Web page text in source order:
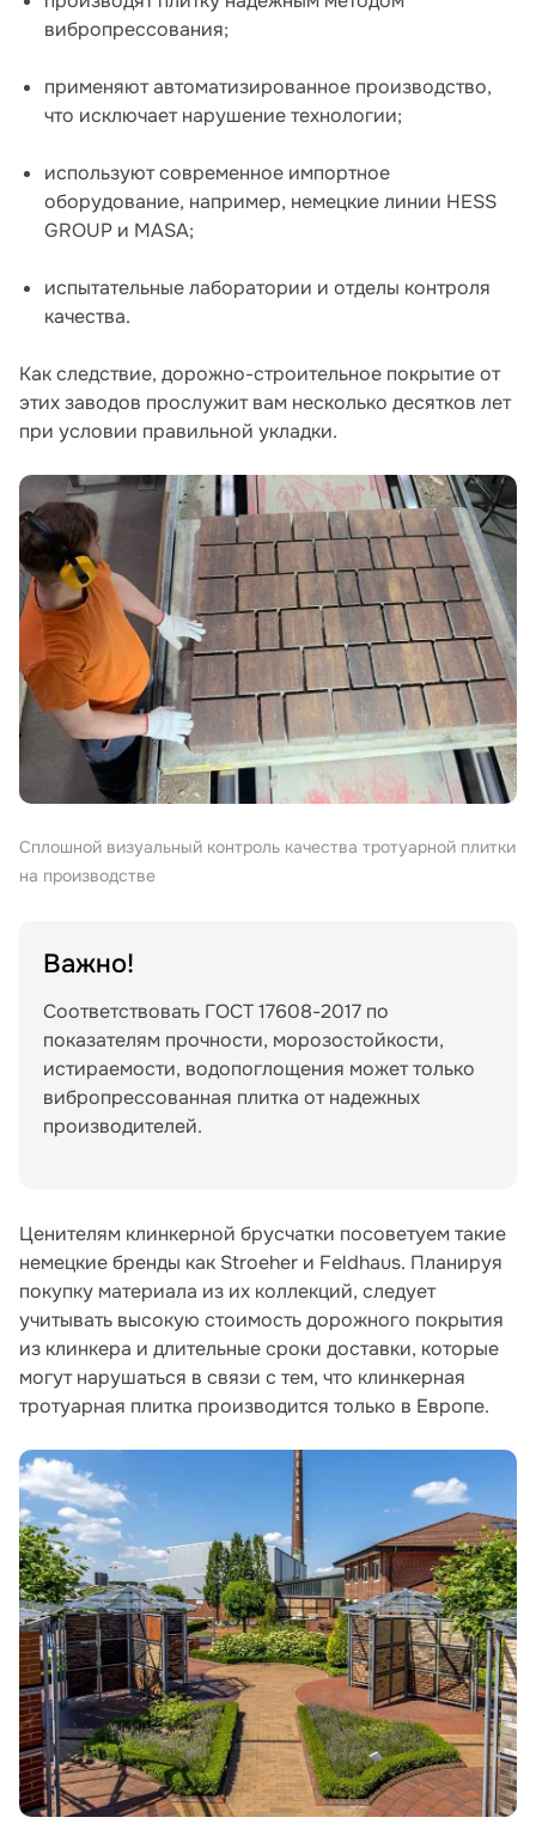
вибропрессования;
применяют автоматизированное производство,
что исключает нарушение технологии;
используют современное импортное
оборудование, например, немецкие линии HESS
GROUP и MASA;
испытательные лаборатории и отделы контроля
качества.
Как следствие, дорожно-строительное покрытие от
этих заводов прослужит вам несколько десятков лет
при условии правильной укладки.
Сплошной визуальный контроль качества тротуарной плитки
на производстве
Важно!
Соответствовать ГОСТ 17608-2017 по
показателям прочности, морозостойкости,
истираемости, водопоглощения может только
вибропрессованная плитка от надежных
производителей.
Ценителям клинкерной брусчатки посоветуем такие
немецкие бренды как Stroeher и Feldhaus. Планируя
покупку материала из их коллекций, следует
учитывать высокую стоимость дорожного покрытия
из клинкера и длительные сроки доставки, которые
могут нарушаться в связи с тем, что клинкерная
тротуарная плитка производится только в Европе.